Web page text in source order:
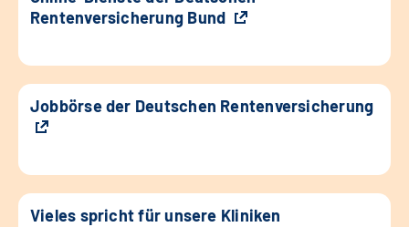
Rentenversicherung Bund
Jobbörse der Deutschen Rentenversicherung
Vieles spricht für unsere Kliniken